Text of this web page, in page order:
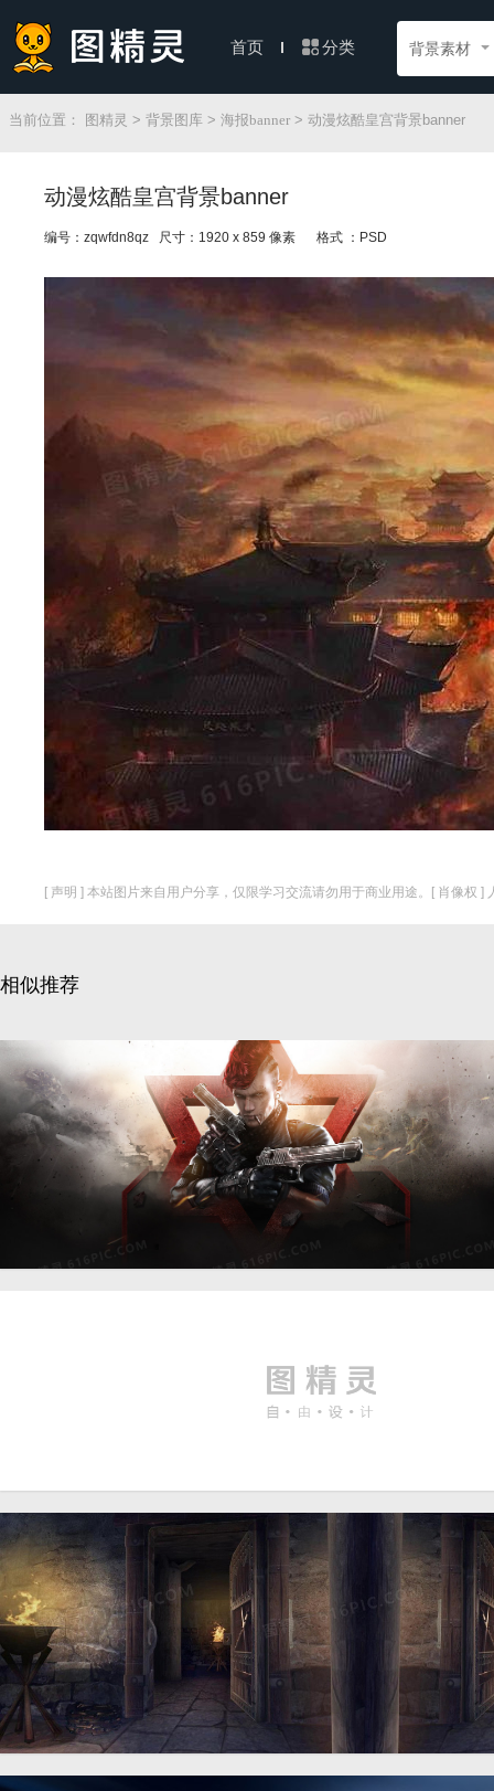
首页 分类 背景素材
当前位置： 图精灵 > 背景图库 > 海报banner > 动漫炫酷皇宫背景banner
动漫炫酷皇宫背景banner
编号：zqwfdn8qz 尺寸：1920 x 859 像素 格式 ：PSD
[ 声明 ] 本站图片来自用户分享，仅限学习交流请勿用于商业用途。[ 肖像权 ]
相似推荐
动漫炫酷山脉背景banner